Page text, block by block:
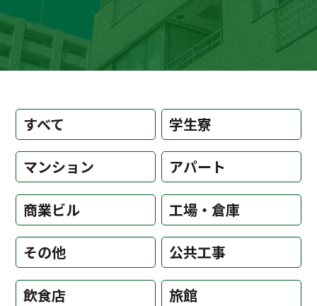
すべて 学生寮
マンション アパート
商業ビル 工場・倉庫
その他 公共工事
飲食店 旅館